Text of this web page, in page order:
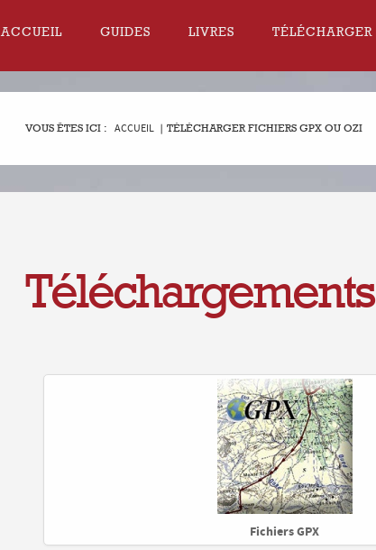
ACCUEIL GUIDES LIVRES TÉLÉCHARGER
VOUS ÊTES ICI : ACCUEIL |TÉLÉCHARGER FICHIERS GPX OU OZI
Téléchargements
Fichiers GPX